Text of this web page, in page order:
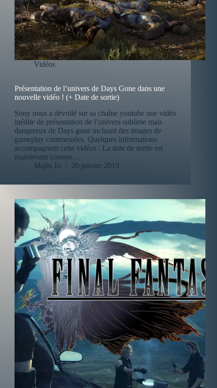
Vidéos
Présentation de l’univers de Days Gone dans une
nouvelle vidéo ! (+ Date de sortie)
Sony nous a dévoilé sur sa chaîne youtube une vidéo
inédite de présentation de l’univers sublime mais
dangereux de Days gone incluant des images de
gameplay commentées. Quelques informations
accompagnent cette vidéos : La date de sortie est
maintenant connue…
Majin Jo
20 janvier 2019